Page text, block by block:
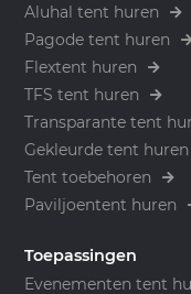
Aluhal tent huren
Pagode tent huren
Flextent huren
TFS tent huren
Transparante tent
Gekleurde tent huren
Tent toebehoren
Paviljoentent huren
Toepassingen
Evenementen tent